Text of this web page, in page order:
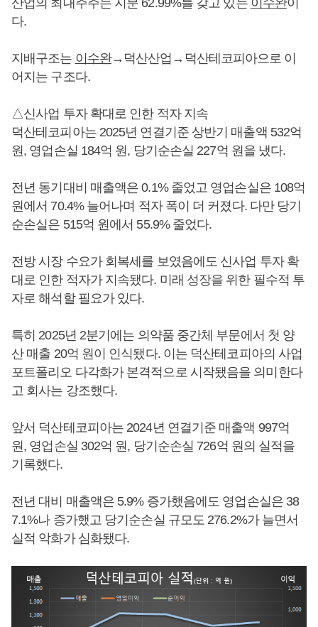
산업의 최대주주는 지분 62.99%를 갖고 있는 이수완이
다.
지배구조는 이수완→덕산산업→덕산테코피아으로 이
어지는 구조다.
△신사업 투자 확대로 인한 적자 지속
덕산테코피아는 2025년 연결기준 상반기 매출액 532억
원, 영업손실 184억 원, 당기순손실 227억 원을 냈다.
전년 동기대비 매출액은 0.1% 줄었고 영업손실은 108억
원에서 70.4% 늘어나며 적자 폭이 더 커졌다. 다만 당기
순손실은 515억 원에서 55.9% 줄었다.
전방 시장 수요가 회복세를 보였음에도 신사업 투자 확
대로 인한 적자가 지속됐다. 미래 성장을 위한 필수적 투
자로 해석할 필요가 있다.
특히 2025년 2분기에는 의약품 중간체 부문에서 첫 양
산 매출 20억 원이 인식됐다. 이는 덕산테코피아의 사업
포트폴리오 다각화가 본격적으로 시작됐음을 의미한다
고 회사는 강조했다.
앞서 덕산테코피아는 2024년 연결기준 매출액 997억
원, 영업손실 302억 원, 당기순손실 726억 원의 실적을
기록했다.
전년 대비 매출액은 5.9% 증가했음에도 영업손실은 38
7.1%나 증가했고 당기순손실 규모도 276.2%가 늘면서
실적 악화가 심화됐다.